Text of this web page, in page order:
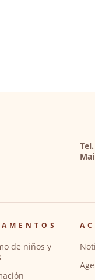
Tel.
de niños y